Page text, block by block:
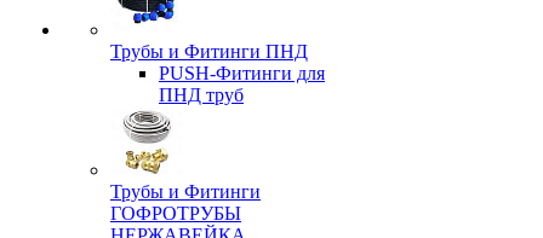
Трубы и Фитинги ПНД
PUSH-Фитинги для
ПНД труб
Трубы и Фитинги
ГОФРОТРУБЫ